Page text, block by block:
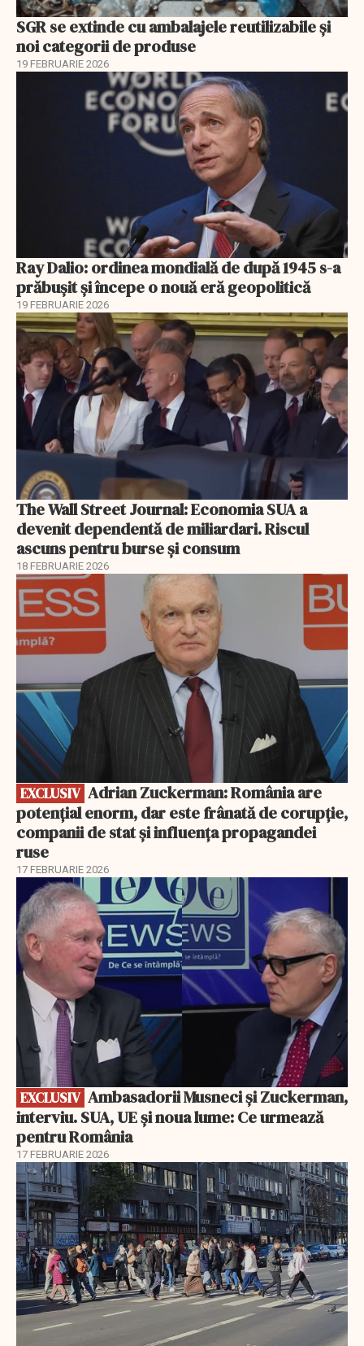
SGR se extinde cu ambalajele reutilizabile și
noi categorii de produse
19 FEBRUARIE 2026
Ray Dalio: ordinea mondială de după 1945 s-a
prăbușit și începe o nouă eră geopolitică
19 FEBRUARIE 2026
The Wall Street Journal: Economia SUA a
devenit dependentă de miliardari. Riscul
ascuns pentru burse și consum
18 FEBRUARIE 2026
EXCLUSIV
EXCLUSIV
potențial enorm, dar este frânată de corupție,
companii de stat și influența propagandei
ruse
17 FEBRUARIE 2026
EXCLUSIV
EXCLUSIV
interviu. SUA, UE și noua lume: Ce urmează
pentru România
17 FEBRUARIE 2026